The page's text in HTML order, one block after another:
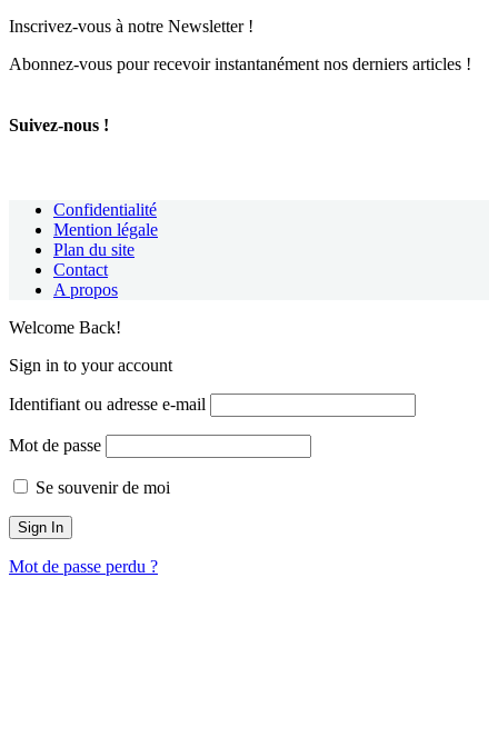
Inscrivez-vous à notre Newsletter !
Abonnez-vous pour recevoir instantanément nos derniers articles !
Suivez-nous !
Confidentialité
Mention légale
Plan du site
Contact
A propos
Welcome Back!
Sign in to your account
Identifiant ou adresse e-mail
Mot de passe
Se souvenir de moi
Mot de passe perdu ?